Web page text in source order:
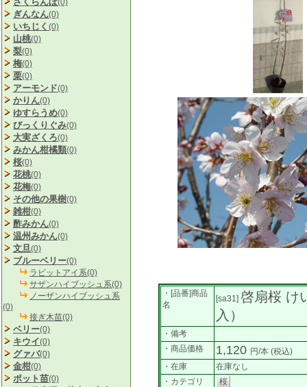
(0)
ぎんなん(0)
いちじく (0)
山桃(0)
梨(0)
梅(0)
栗(0)
アーモンド(0)
かりん(0)
ゆすらうめ(0)
びっくりぐみ(0)
大実ざくろ(0)
みかん柑橘類(0)
桜(0)
花桃(0)
花梅(0)
その他の果樹(0)
雑柑(0)
酢みかん(0)
温州みかん(0)
文旦(0)
ブルーベリー(0)
ラビットアイ系(0)
サザンハイブッシュ系(0)
ノーザンハイブッシュ系
(0)
接ぎ木苗(0)
ベリー(0)
キウイ(0)
グァバ(0)
金柑(0)
ポット苗(0)
・[品番]商品
名
[sa31] 啓扇桜 け
入）
・備考
・商品価格
1,120 円/本 (税込)
・在庫
在庫なし
・カテゴリ
桜